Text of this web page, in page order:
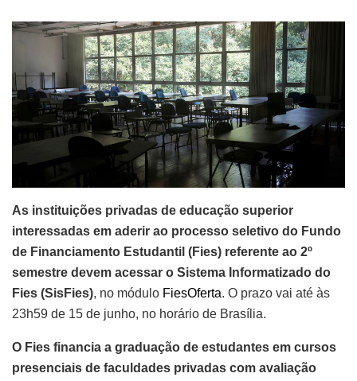
As instituições privadas de educação superior
interessadas em aderir ao processo seletivo do Fundo
de Financiamento Estudantil (Fies) referente ao 2º
semestre devem acessar o Sistema Informatizado do
Fies (SisFies), no módulo FiesOferta. O prazo vai até às
23h59 de 15 de junho, no horário de Brasília.
O Fies financia a graduação de estudantes em cursos
presenciais de faculdades privadas com avaliação